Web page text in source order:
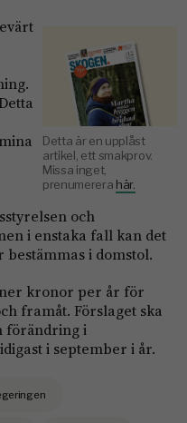
Detta är en upplåst
artikel, ett smakprov.
Missa inget,
prenumerera här.
och
i enstaka fall kan det
i domstol.
kronor per år för
framåt. Förslaget ska
förändring i
i september i år.